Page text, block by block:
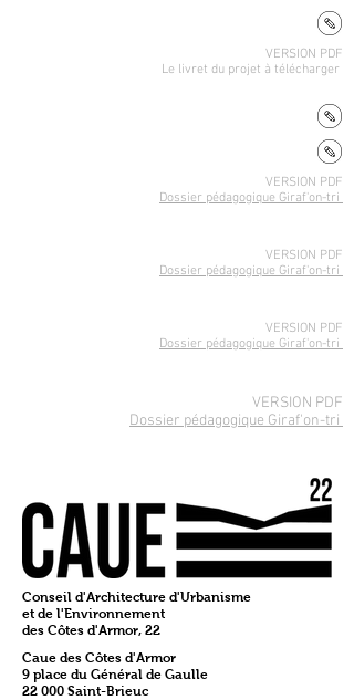
VERSION PDF
Le livret du projet à télécharger
VERSION PDF
Dossier pédagogique Giraf'on-tri
VERSION PDF
Dossier pédagogique Giraf'on-tri
VERSION PDF
Dossier pédagogique Giraf'on-tri
VERSION PDF
Dossier pédagogique Giraf'on-tri
Conseil d'Architecture d'Urbanisme
et de l'Environnement
des Côtes d'Armor, 22
Caue des Côtes d'Armor
9 place du Général de Gaulle
22 000 Saint-Brieuc